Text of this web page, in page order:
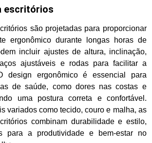
escritórios
são projetadas para proporcionar
ergonômico durante longas horas de
incluir ajustes de altura, inclinação,
ajustáveis e rodas para facilitar a
design ergonômico é essencial para
de saúde, como dores nas costas e
uma postura correta e confortável.
variados como tecido, couro e malha, as
combinam durabilidade e estilo,
para a produtividade e bem-estar no